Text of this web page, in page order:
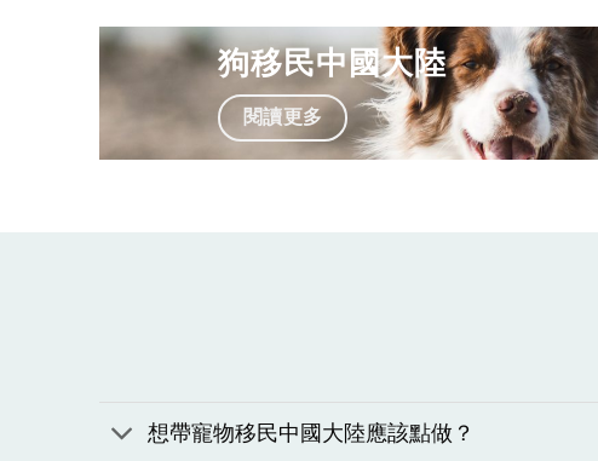
狗移民中國大陸
閱讀更多
想帶寵物移民中國大陸應該點做？